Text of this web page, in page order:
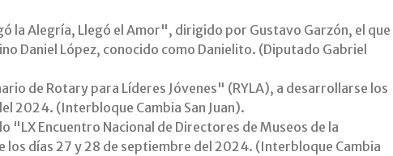
la Alegría, Llegó el Amor", dirigido por Gustavo Garzón, el que
Daniel López, conocido como Danielito. (Diputado Gabriel
de Rotary para Líderes Jóvenes" (RYLA), a desarrollarse los
2024. (Interbloque Cambia San Juan).
"LX Encuentro Nacional de Directores de Museos de la
los días 27 y 28 de septiembre del 2024. (Interbloque Cambia